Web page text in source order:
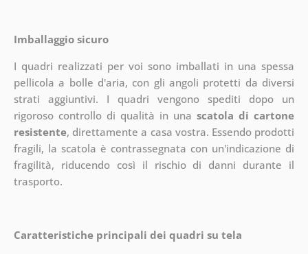
Imballaggio sicuro
I quadri realizzati per voi sono imballati in una spessa
pellicola a bolle d'aria, con gli angoli protetti da diversi
strati aggiuntivi. I quadri vengono spediti dopo un
rigoroso controllo di qualità in unascatola di cartone
resistente, direttamente a casa vostra. Essendo prodotti
fragili, la scatola è contrassegnata con un'indicazione di
fragilità, riducendo così il rischio di danni durante il
trasporto.
Caratteristiche principali dei quadri su tela